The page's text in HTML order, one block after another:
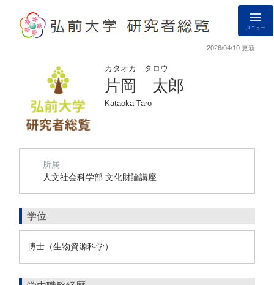
メニュー
2026/04/10 更新
カタオカ タロウ
片岡 太郎
Kataoka Taro
所属
人文社会科学部 文化財論講座
学位
博士（生物資源科学）